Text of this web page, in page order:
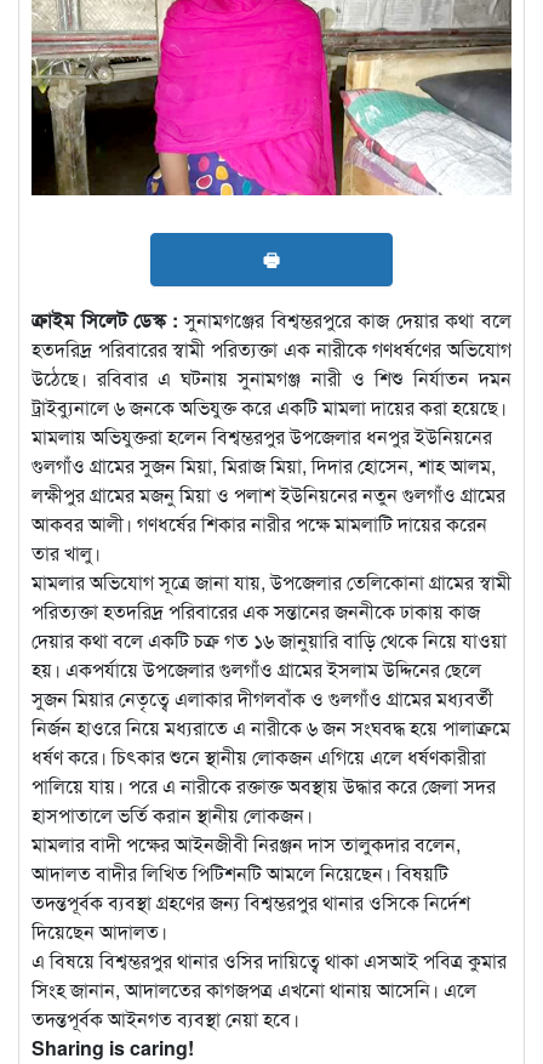
🖶
ক্রাইম সিলেট ডেস্ক : সুনামগঞ্জের বিশ্বম্ভরপুরে কাজ দেয়ার কথা বলে
হতদরিদ্র পরিবারের স্বামী পরিত্যক্তা এক নারীকে গণধর্ষণের অভিযোগ
উঠেছে। রবিবার এ ঘটনায় সুনামগঞ্জ নারী ও শিশু নির্যাতন দমন
ট্রাইব্যুনালে ৬ জনকে অভিযুক্ত করে একটি মামলা দায়ের করা হয়েছে।
মামলায় অভিযুক্তরা হলেন বিশ্বম্ভরপুর উপজেলার ধনপুর ইউনিয়নের
গুলগাঁও গ্রামের সুজন মিয়া, মিরাজ মিয়া, দিদার হোসেন, শাহ আলম,
লক্ষীপুর গ্রামের মজনু মিয়া ও পলাশ ইউনিয়নের নতুন গুলগাঁও গ্রামের
আকবর আলী। গণধর্ষের শিকার নারীর পক্ষে মামলাটি দায়ের করেন
তার খালু।
মামলার অভিযোগ সূত্রে জানা যায়, উপজেলার তেলিকোনা গ্রামের স্বামী
পরিত্যক্তা হতদরিদ্র পরিবারের এক সন্তানের জননীকে ঢাকায় কাজ
দেয়ার কথা বলে একটি চক্র গত ১৬ জানুয়ারি বাড়ি থেকে নিয়ে যাওয়া
হয়। একপর্যায়ে উপজেলার গুলগাঁও গ্রামের ইসলাম উদ্দিনের ছেলে
সুজন মিয়ার নেতৃত্বে এলাকার দীগলবাঁক ও গুলগাঁও গ্রামের মধ্যবর্তী
নির্জন হাওরে নিয়ে মধ্যরাতে এ নারীকে ৬ জন সংঘবদ্ধ হয়ে পালাক্রমে
ধর্ষণ করে। চিৎকার শুনে স্থানীয় লোকজন এগিয়ে এলে ধর্ষণকারীরা
পালিয়ে যায়। পরে এ নারীকে রক্তাক্ত অবস্থায় উদ্ধার করে জেলা সদর
হাসপাতালে ভর্তি করান স্থানীয় লোকজন।
মামলার বাদী পক্ষের আইনজীবী নিরঞ্জন দাস তালুকদার বলেন,
আদালত বাদীর লিখিত পিটিশনটি আমলে নিয়েছেন। বিষয়টি
তদন্তপূর্বক ব্যবস্থা গ্রহণের জন্য বিশ্বম্ভরপুর থানার ওসিকে নির্দেশ
দিয়েছেন আদালত।
এ বিষয়ে বিশ্বম্ভরপুর থানার ওসির দায়িত্বে থাকা এসআই পবিত্র কুমার
সিংহ জানান, আদালতের কাগজপত্র এখনো থানায় আসেনি। এলে
তদন্তপূর্বক আইনগত ব্যবস্থা নেয়া হবে।
Sharing is caring!